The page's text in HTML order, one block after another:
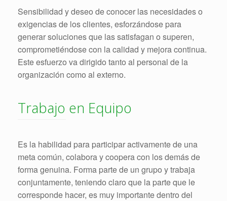
Sensibilidad y deseo de conocer las necesidades o
exigencias de los clientes, esforzándose para
generar soluciones que las satisfagan o superen,
comprometiéndose con la calidad y mejora continua.
Este esfuerzo va dirigido tanto al personal de la
organización como al externo.
Trabajo en Equipo
Es la habilidad para participar activamente de una
meta común, colabora y coopera con los demás de
forma genuina. Forma parte de un grupo y trabaja
conjuntamente, teniendo claro que la parte que le
corresponde hacer, es muy importante dentro del